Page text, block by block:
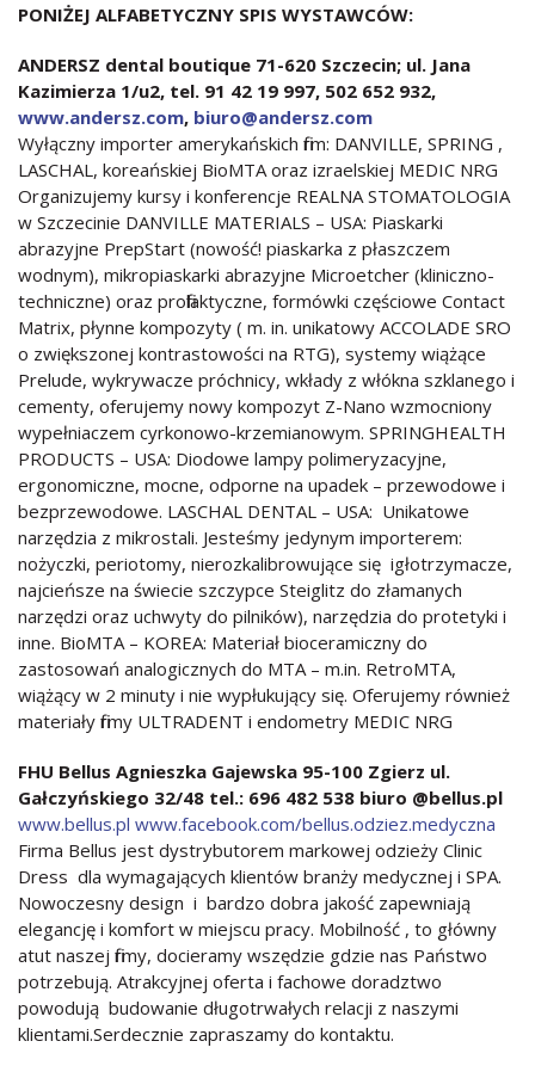
PONIŻEJ ALFABETYCZNY SPIS WYSTAWCÓW:
ANDERSZ dental boutique 71-620 Szczecin; ul. Jana
Kazimierza 1/u2, tel. 91 42 19 997, 502 652 932,
www.andersz.com, biuro@andersz.com
Wyłączny importer amerykańskich firm: DANVILLE, SPRING ,
LASCHAL, koreańskiej BioMTA oraz izraelskiej MEDIC NRG
Organizujemy kursy i konferencje REALNA STOMATOLOGIA
w Szczecinie DANVILLE MATERIALS – USA: Piaskarki
abrazyjne PrepStart (nowość! piaskarka z płaszczem
wodnym), mikropiaskarki abrazyjne Microetcher (kliniczno-
techniczne) oraz profilaktyczne, formówki częściowe Contact
Matrix, płynne kompozyty ( m. in. unikatowy ACCOLADE SRO
o zwiększonej kontrastowości na RTG), systemy wiążące
Prelude, wykrywacze próchnicy, wkłady z włókna szklanego i
cementy, oferujemy nowy kompozyt Z-Nano wzmocniony
wypełniaczem cyrkonowo-krzemianowym. SPRINGHEALTH
PRODUCTS – USA: Diodowe lampy polimeryzacyjne,
ergonomiczne, mocne, odporne na upadek – przewodowe i
bezprzewodowe. LASCHAL DENTAL – USA: Unikatowe
narzędzia z mikrostali. Jesteśmy jedynym importerem:
nożyczki, periotomy, nierozkalibrowujące się igłotrzymacze,
najcieńsze na świecie szczypce Steiglitz do złamanych
narzędzi oraz uchwyty do pilników), narzędzia do protetyki i
inne. BioMTA – KOREA: Materiał bioceramiczny do
zastosowań analogicznych do MTA – m.in. RetroMTA,
wiążący w 2 minuty i nie wypłukujący się. Oferujemy również
materiały firmy ULTRADENT i endometry MEDIC NRG
FHU Bellus Agnieszka Gajewska 95-100 Zgierz ul.
Gałczyńskiego 32/48 tel.: 696 482 538 biuro @bellus.pl
www.bellus.pl www.facebook.com/bellus.odziez.medyczna
Firma Bellus jest dystrybutorem markowej odzieży Clinic
Dress dla wymagających klientów branży medycznej i SPA.
Nowoczesny design i bardzo dobra jakość zapewniają
elegancję i komfort w miejscu pracy. Mobilność , to główny
atut naszej firmy, docieramy wszędzie gdzie nas Państwo
potrzebują. Atrakcyjnej oferta i fachowe doradztwo
powodują budowanie długotrwałych relacji z naszymi
klientami.Serdecznie zapraszamy do kontaktu.